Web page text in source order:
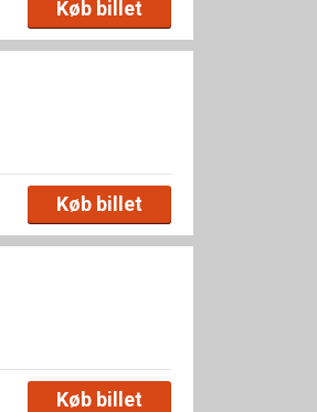
Køb billet
Køb billet
Køb billet